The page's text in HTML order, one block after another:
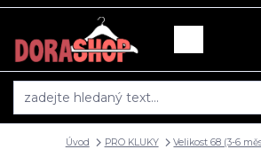
Úvod PRO KLUKY Velikost 68 (3-6